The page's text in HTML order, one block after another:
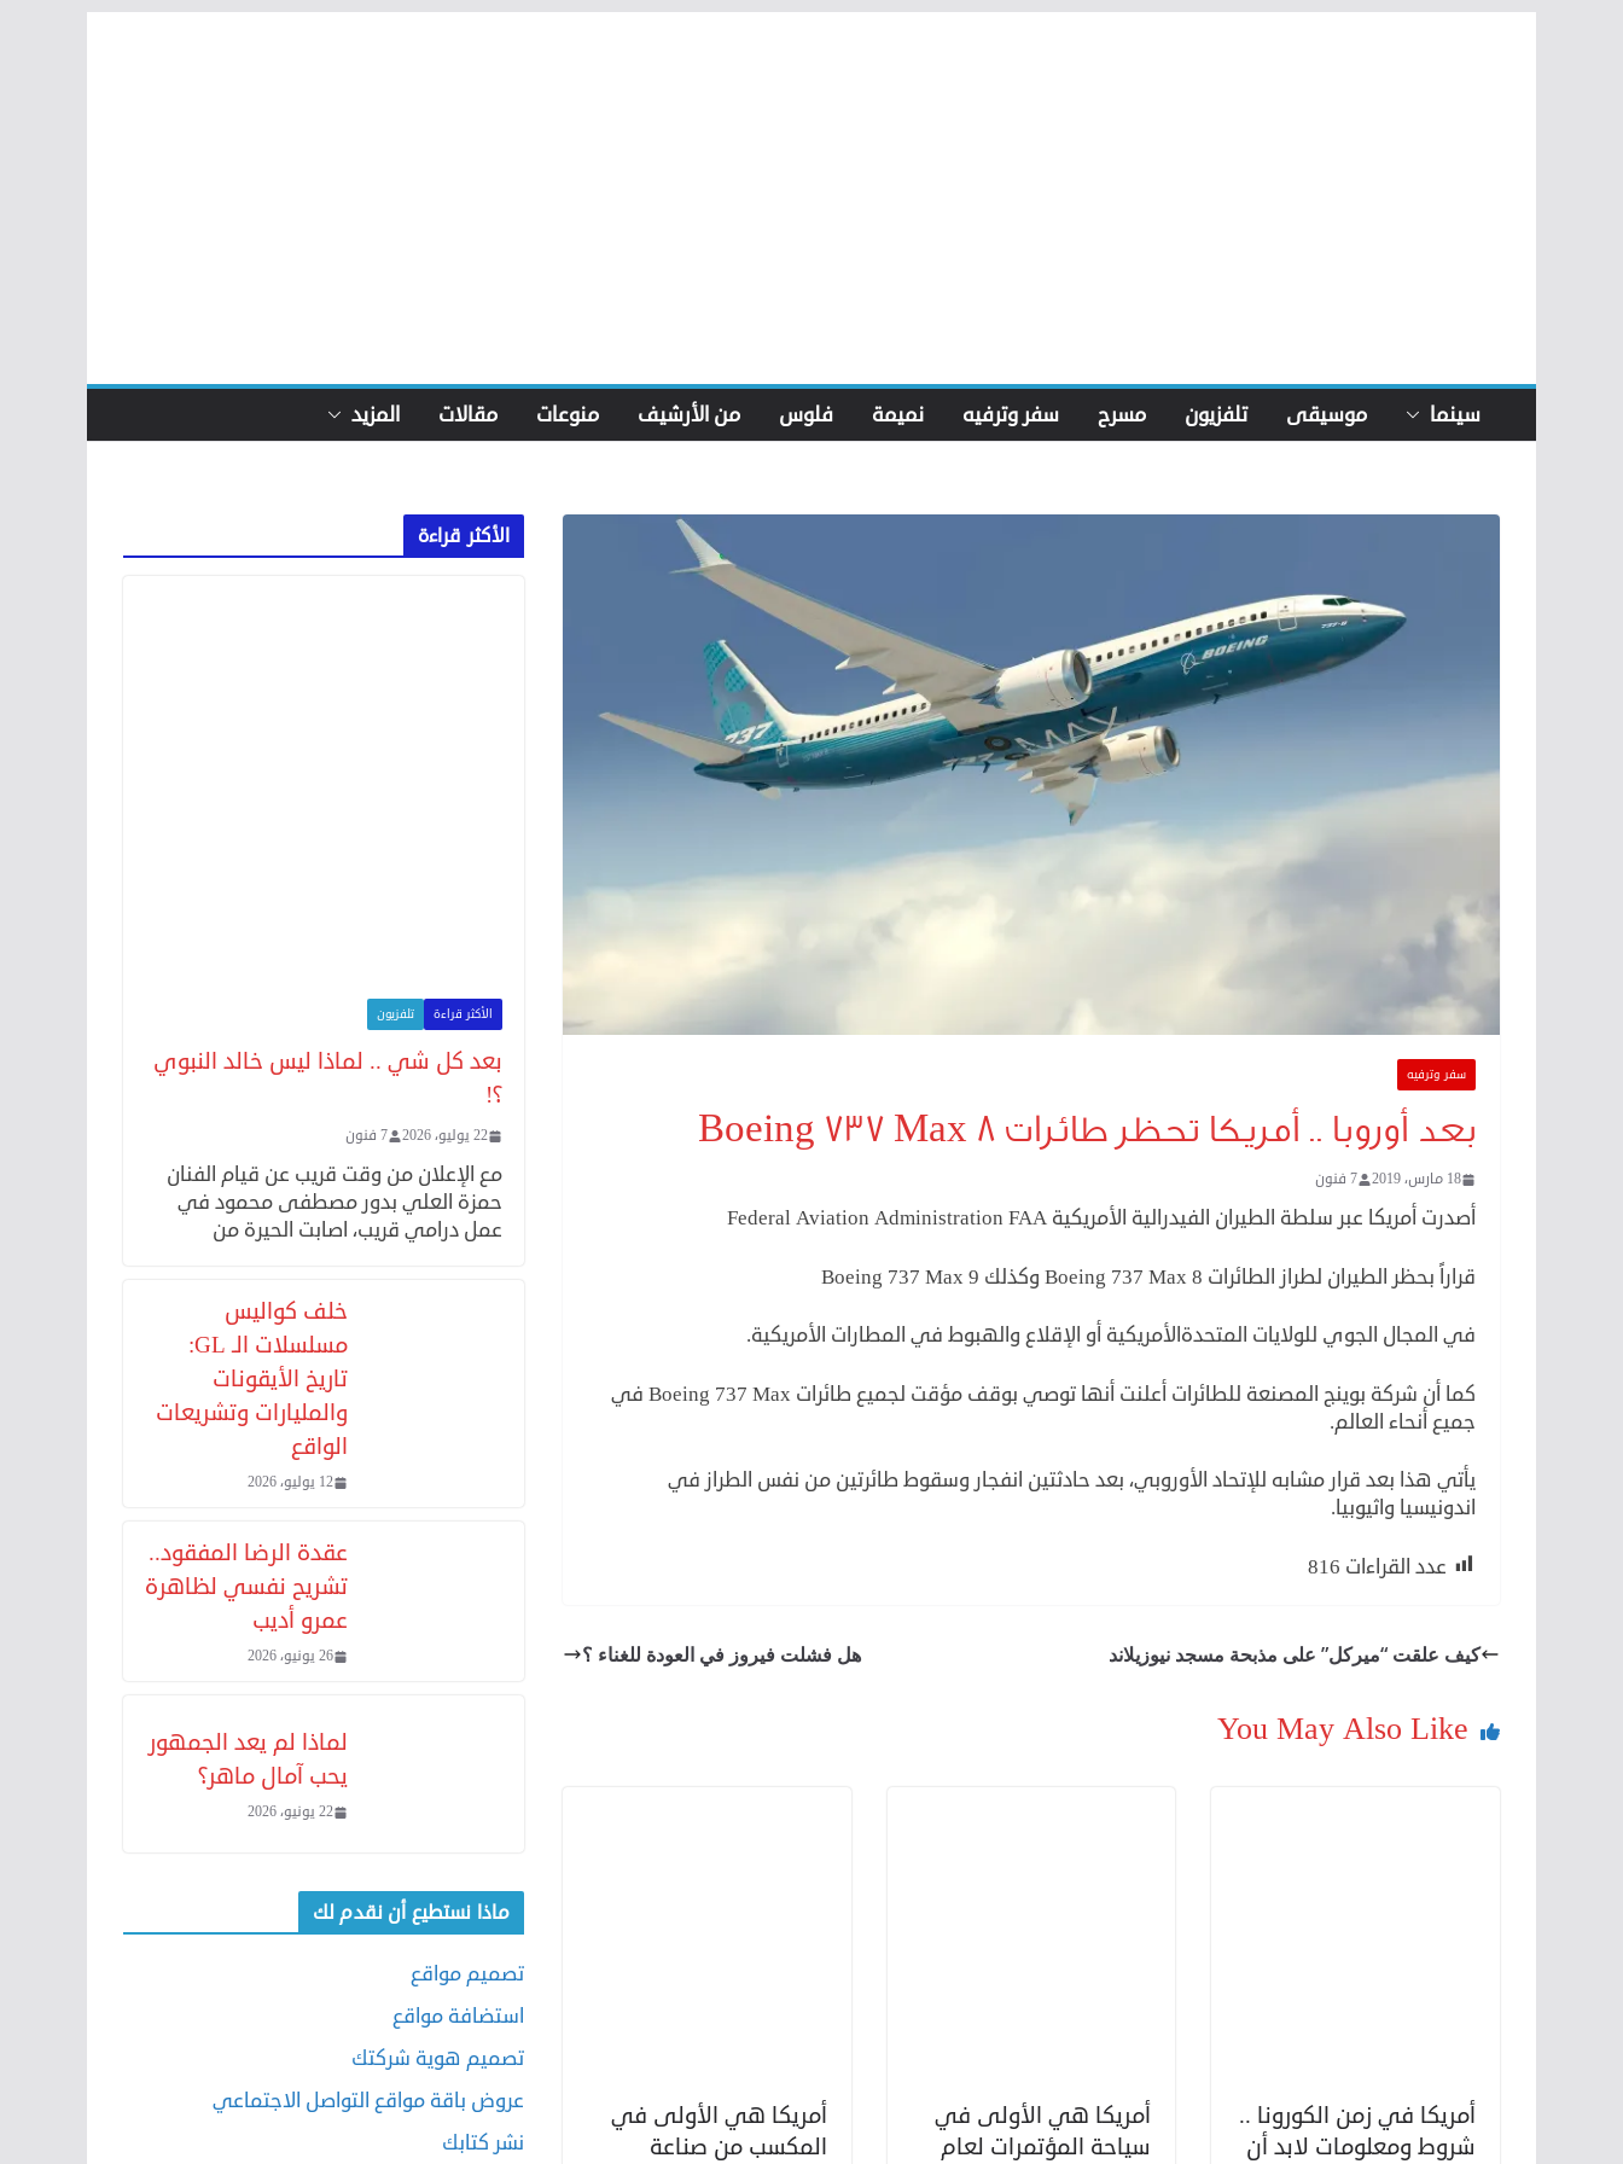
سينما موسيقى تلفزيون مسرح سفر وترفيه نميمة فلوس من الأرشيف منوعات مقالات المزيد
سفر وترفيه
بعد أوروبا .. أمريكا تحظر طائرات Boeing 737 Max 8
18 مارس، 2019 7 فنون
أصدرت أمريكا عبر سلطة الطيران الفيدرالية الأمريكية Federal Aviation Administration FAA
قراراً بحظر الطيران لطراز الطائرات Boeing 737 Max 8 وكذلك Boeing 737 Max 9
في المجال الجوي للولايات المتحدةالأمريكية أو الإقلاع والهبوط في المطارات الأمريكية.
كما أن شركة بوينج المصنعة للطائرات أعلنت أنها توصي بوقف مؤقت لجميع طائرات Boeing 737 Max في
جميع أنحاء العالم.
يأتي هذا بعد قرار مشابه للإتحاد الأوروبي، بعد حادثتين انفجار وسقوط طائرتين من نفس الطراز في
اندونيسيا واثيوبيا.
عدد القراءات 816
كيف علقت “ميركل” على مذبحة مسجد نيوزيلاند هل فشلت فيروز في العودة للغناء ؟
You May Also Like
أمريكا في زمن الكورونا ..
شروط ومعلومات لابد أن
أمريكا هي الأولى في
سياحة المؤتمرات لعام
أمريكا هي الأولى في
المكسب من صناعة
الأكثر قراءة
الأكثر قراءة تلفزيون
بعد كل شي .. لماذا ليس خالد النبوي
؟!
22 يوليو، 2026 7 فنون
مع الإعلان من وقت قريب عن قيام الفنان
حمزة العلي بدور مصطفى محمود في
عمل درامي قريب، اصابت الحيرة من
خلف كواليس
مسلسلات الـ GL:
تاريخ الأيقونات
والمليارات وتشريعات
الواقع
12 يوليو، 2026
عقدة الرضا المفقود..
تشريح نفسي لظاهرة
عمرو أديب
26 يونيو، 2026
لماذا لم يعد الجمهور
يحب آمال ماهر؟
22 يونيو، 2026
ماذا نستطيع أن نقدم لك
تصميم مواقع
استضافة مواقع
تصميم هوية شركتك
عروض باقة مواقع التواصل الاجتماعي
نشر كتابك